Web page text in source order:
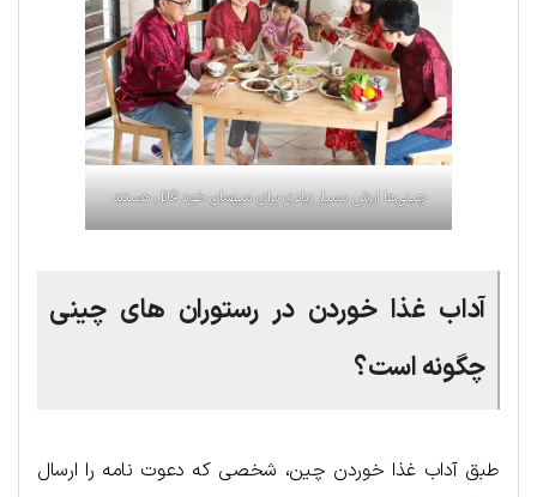
چینی‌ها ارزش بسیار زیادی برای میهمان خود قائل هستند
آداب غذا خوردن در رستوران های چینی
چگونه است؟
طبق آداب غذا خوردن چین، شخصی که دعوت نامه را ارسال